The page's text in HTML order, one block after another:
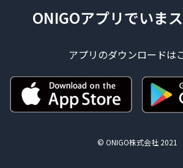
ONIGOアプリでいま
アプリのダウンロードは
© ONIGO株式会社 2021